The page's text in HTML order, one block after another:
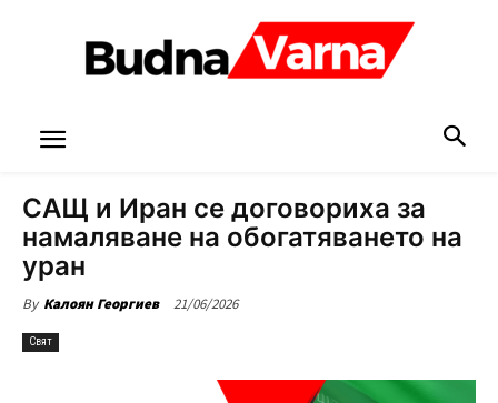
САЩ и Иран се договориха за
намаляване на обогатяването на
уран
By Калоян Георгиев 21/06/2026
Свят